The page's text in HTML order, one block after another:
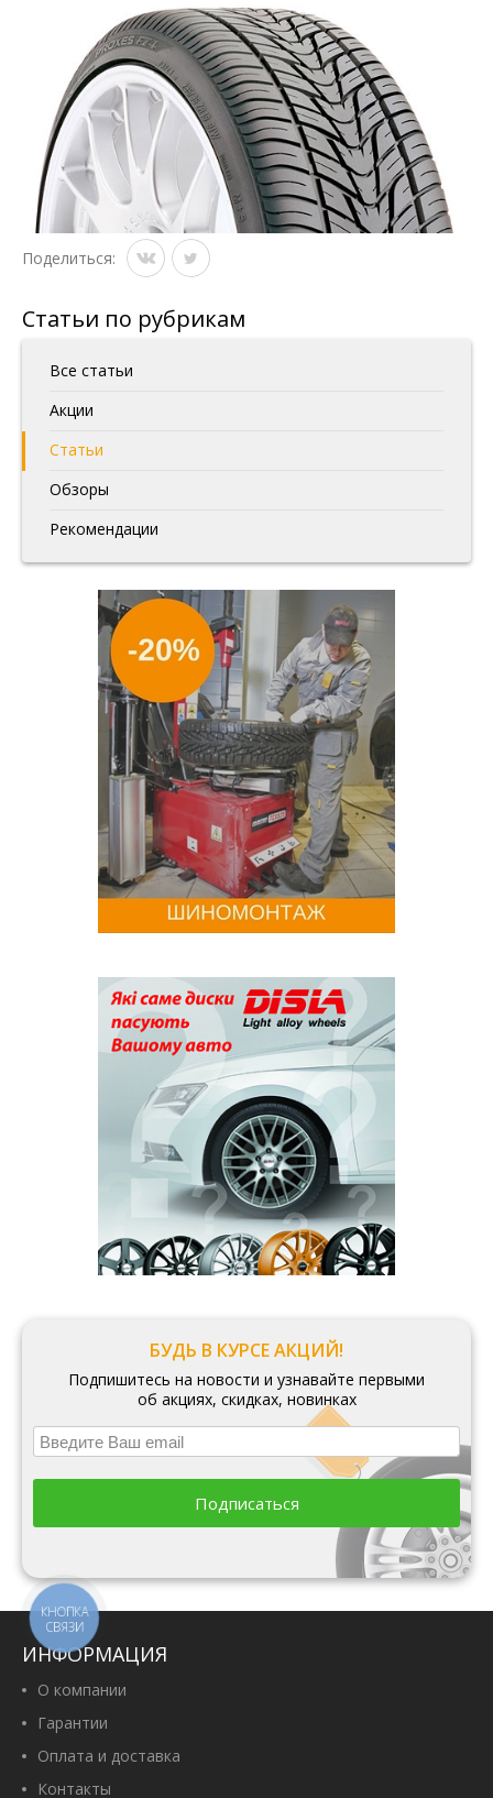
Поделиться:
Статьи по рубрикам
Все статьи
Акции
Статьи
Обзоры
Рекомендации
БУДЬ В КУРСЕ АКЦИЙ!
Подпишитесь на новости и узнавайте первыми
об акциях, скидках, новинках
Подписаться
ИНФОРМАЦИЯ
О компании
Гарантии
Оплата и доставка
Контакты
КНОПКА
СВЯЗИ